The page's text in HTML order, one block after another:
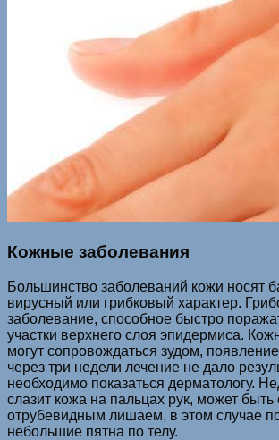
Кожные заболевания
Большинство заболеваний кожи носят
вирусный или грибковый характер.
заболевание, способное быстро
участки верхнего слоя эпидермиса.
могут сопровождаться зудом,
через три недели лечение не дало
необходимо показаться дерматологу.
слазит кожа на пальцах рук, может
отрубевидным лишаем, в этом случае
небольшие пятна по телу.